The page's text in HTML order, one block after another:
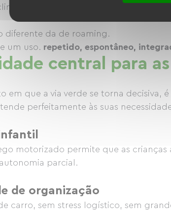
à energia do momento e às
diferente da de roaming.
um uso. repetido, espontâneo,
central para
em que a via verde se torna decisiva,
perfeitamente às suas
motorizado permite que as
parcial.
de organização
carro, sem stress logístico, sem